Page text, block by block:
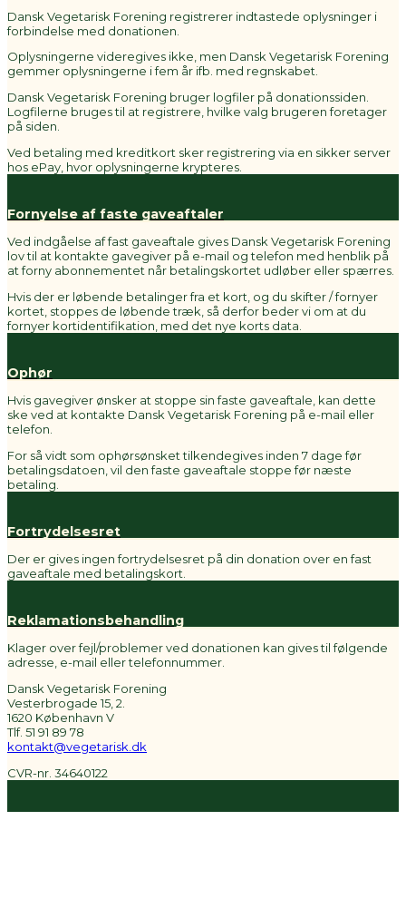
Dansk Vegetarisk Forening registrerer indtastede oplysninger i
forbindelse med donationen.
Oplysningerne videregives ikke, men Dansk Vegetarisk Forening
gemmer oplysningerne i fem år ifb. med regnskabet.
Dansk Vegetarisk Forening bruger logfiler på donationssiden.
Logfilerne bruges til at registrere, hvilke valg brugeren foretager
på siden.
Ved betaling med kreditkort sker registrering via en sikker server
hos ePay, hvor oplysningerne krypteres.
Fornyelse af faste gaveaftaler
Ved indgåelse af fast gaveaftale gives Dansk Vegetarisk Forening
lov til at kontakte gavegiver på e-mail og telefon med henblik på
at forny abonnementet når betalingskortet udløber eller spærres.
Hvis der er løbende betalinger fra et kort, og du skifter / fornyer
kortet, stoppes de løbende træk, så derfor beder vi om at du
fornyer kortidentifikation, med det nye korts data.
Ophør
Hvis gavegiver ønsker at stoppe sin faste gaveaftale, kan dette
ske ved at kontakte Dansk Vegetarisk Forening på e-mail eller
telefon.
For så vidt som ophørsønsket tilkendegives inden 7 dage før
betalingsdatoen, vil den faste gaveaftale stoppe før næste
betaling.
Fortrydelsesret
Der er gives ingen fortrydelsesret på din donation over en fast
gaveaftale med betalingskort.
Reklamationsbehandling
Klager over fejl/problemer ved donationen kan gives til følgende
adresse, e-mail eller telefonnummer.
Dansk Vegetarisk Forening
Vesterbrogade 15, 2.
1620 København V
Tlf. 51 91 89 78
kontakt@vegetarisk.dk
CVR-nr. 34640122